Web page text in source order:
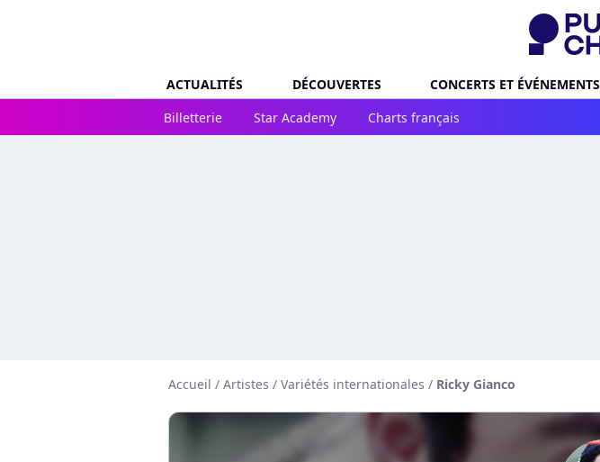
ACTUALITÉS DÉCOUVERTES CONCERTS ET ÉVÉNEMENTS
Billetterie
Star Academy Charts français
Accueil / Artistes / Variétés internationales / Ricky Gianco